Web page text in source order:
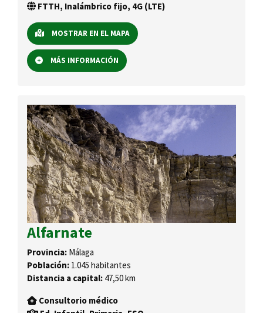
FTTH, Inalámbrico fijo, 4G (LTE)
MOSTRAR EN EL MAPA
MÁS INFORMACIÓN
Alfarnate
Provincia: Málaga
Población: 1.045 habitantes
Distancia a capital: 47,50 km
Consultorio médico